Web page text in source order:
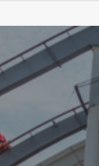
–
BEDOYA – LA CONSTANCIA
DE LA CALIDEZ: